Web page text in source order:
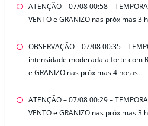
ATENÇÃO – 07/08 00:58 –
VENTO e GRANIZO nas próximas 3
OBSERVAÇÃO – 07/08 00:35 –
intensidade moderada a forte com
e GRANIZO nas próximas 4 horas.
ATENÇÃO – 07/08 00:29 –
VENTO e GRANIZO nas próximas 3